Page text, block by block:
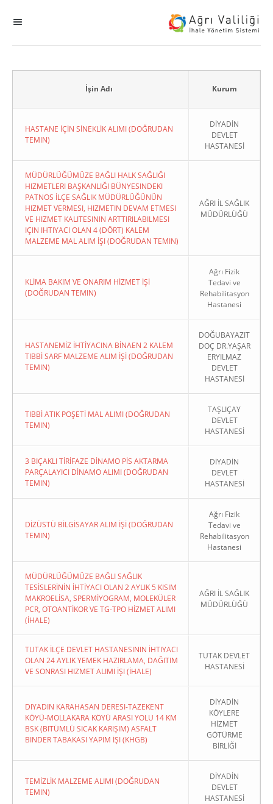
KHGB
Okul
Sonuçlanan Kayıtlar
Copyright 2022. Ağrı Valiliği
İşin Adı Kurum
HASTANE İÇİN SİNEKLİK ALIMI (DOĞRUDAN
TEMIN)
DİYADİN
DEVLET
HASTANESİ
MÜDÜRLÜĞÜMÜZE BAĞLI HALK SAĞLIĞI
HIZMETLERI BAŞKANLIĞI BÜNYESINDEKI
PATNOS İLÇE SAĞLIK MÜDÜRLÜĞÜNÜN
HIZMET VERMESI, HIZMETIN DEVAM ETMESI
VE HIZMET KALITESININ ARTTIRILABILMESI
IÇIN IHTIYACI OLAN 4 (DÖRT) KALEM
MALZEME MAL ALIM İŞI (DOĞRUDAN TEMIN)
AĞRI İL SAĞLIK
MÜDÜRLÜĞÜ
KLİMA BAKIM VE ONARIM HİZMET İŞİ
(DOĞRUDAN TEMIN)
Ağrı Fizik
Tedavi ve
Rehabilitasyon
Hastanesi
HASTANEMİZ İHTİYACINA BİNAEN 2 KALEM
TIBBİ SARF MALZEME ALIM İŞİ (DOĞRUDAN
TEMIN)
DOĞUBAYAZIT
DOÇ DR.YAŞAR
ERYILMAZ
DEVLET
HASTANESİ
TIBBİ ATIK POŞETİ MAL ALIMI (DOĞRUDAN
TEMIN)
TAŞLIÇAY
DEVLET
HASTANESİ
3 BIÇAKLI TİRİFAZE DİNAMO PİS AKTARMA
PARÇALAYICI DİNAMO ALIMI (DOĞRUDAN
TEMIN)
DİYADİN
DEVLET
HASTANESİ
DİZÜSTÜ BİLGİSAYAR ALIM İŞİ (DOĞRUDAN
TEMIN)
Ağrı Fizik
Tedavi ve
Rehabilitasyon
Hastanesi
MÜDÜRLÜĞÜMÜZE BAĞLI SAĞLIK
TESİSLERİNİN İHTİYACI OLAN 2 AYLIK 5 KISIM
MAKROELİSA, SPERMİYOGRAM, MOLEKÜLER
PCR, OTOANTİKOR VE TG-TPO HİZMET ALIMI
(İHALE)
AĞRI İL SAĞLIK
MÜDÜRLÜĞÜ
TUTAK İLÇE DEVLET HASTANESININ İHTIYACI
OLAN 24 AYLIK YEMEK HAZIRLAMA, DAĞITIM
VE SONRASI HIZMET ALIMI İŞI (İHALE)
TUTAK DEVLET
HASTANESİ
DIYADIN KARAHASAN DERESI-TAZEKENT
KÖYÜ-MOLLAKARA KÖYÜ ARASI YOLU 14 KM
BSK (BITÜMLÜ SICAK KARIŞIM) ASFALT
BINDER TABAKASI YAPIM İŞI (KHGB)
DİYADİN
KÖYLERE
HİZMET
GÖTÜRME
BİRLİĞİ
TEMİZLİK MALZEME ALIMI (DOĞRUDAN
TEMIN)
DİYADİN
DEVLET
HASTANESİ